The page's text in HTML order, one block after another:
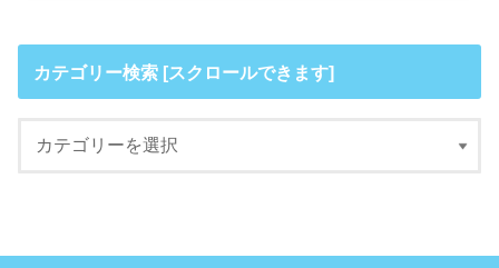
カテゴリー検索 [スクロールできます]